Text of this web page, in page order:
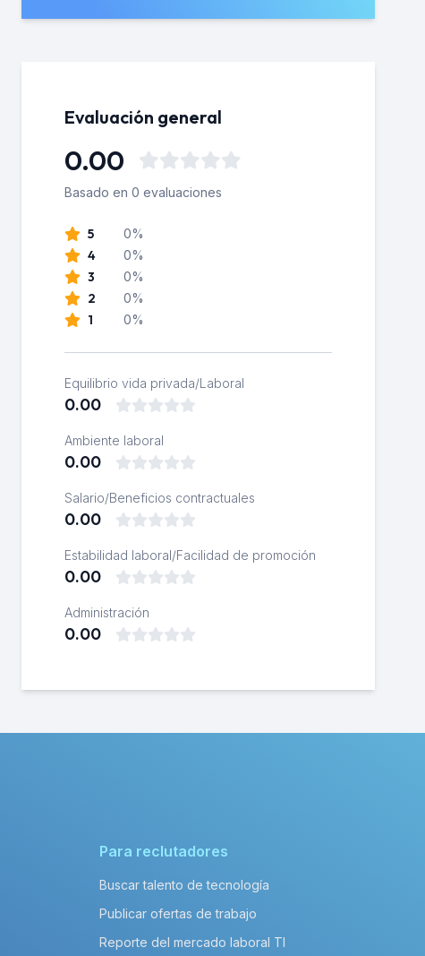
Evaluación general
0.00
Basado en 0 evaluaciones
5 0%
4 0%
3 0%
2 0%
1 0%
Equilibrio vida privada/Laboral
0.00
Ambiente laboral
0.00
Salario/Beneficios contractuales
0.00
Estabilidad laboral/Facilidad de promoción
0.00
Administración
0.00
Para reclutadores
Buscar talento de tecnología
Publicar ofertas de trabajo
Reporte del mercado laboral TI